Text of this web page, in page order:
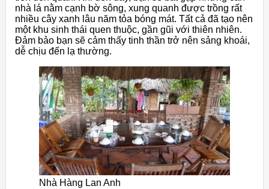
nhà lá nằm cạnh bờ sông, xung quanh được trồng rất
nhiều cây xanh lâu năm tỏa bóng mát. Tất cả đã tạo nên
một khu sinh thái quen thuộc, gần gũi với thiên nhiên.
Đảm bảo bạn sẽ cảm thấy tinh thần trở nên sảng khoái,
dễ chịu đến lạ thường.
Nhà Hàng Lan Anh